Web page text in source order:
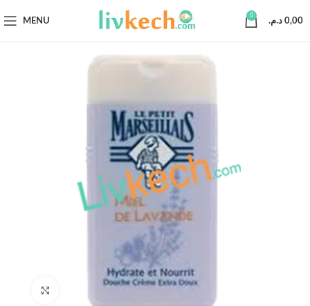
MENU
0
0,00 د.م.
Click to enlarge